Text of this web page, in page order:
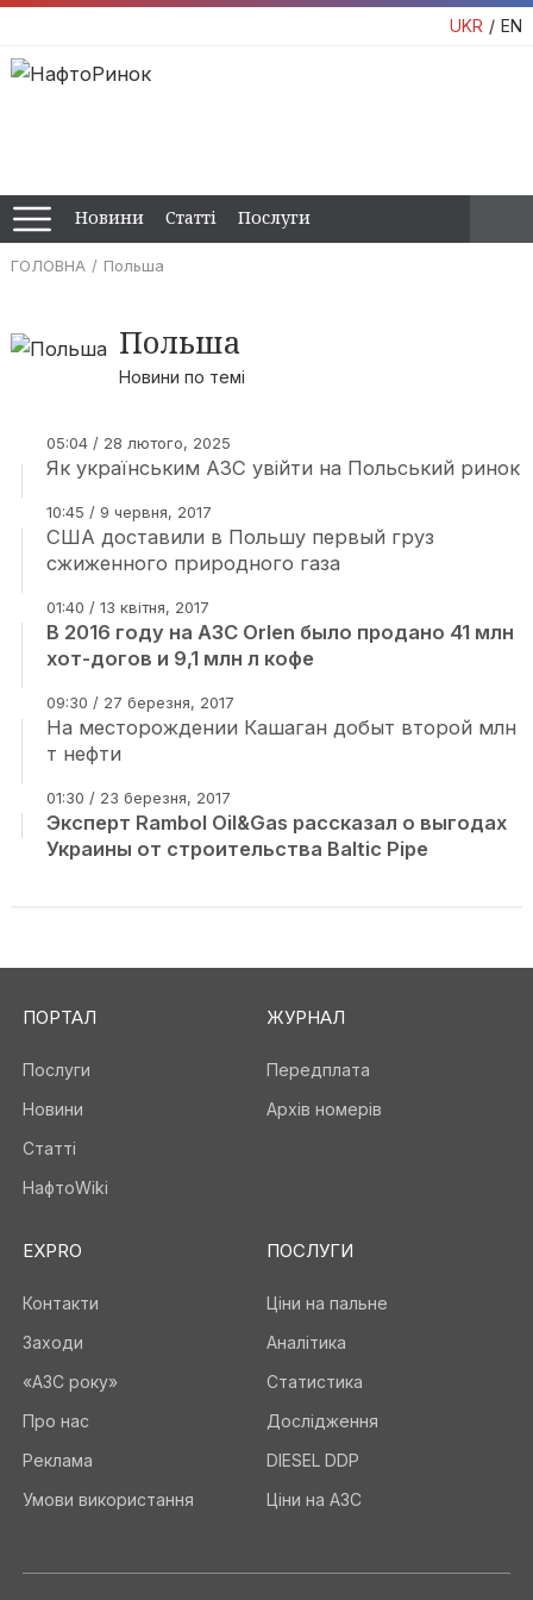
UKR EN
Новини Статті Послуги
ГОЛОВНА Польша
Польша
Новини по темі
05:04 / 28 лютого, 2025
Як українським АЗС увійти на Польський ринок
10:45 / 9 червня, 2017
США доставили в Польшу первый груз
сжиженного природного газа
01:40 / 13 квітня, 2017
В 2016 году на АЗС Orlen было продано 41 млн
хот-догов и 9,1 млн л кофе
09:30 / 27 березня, 2017
На месторождении Кашаган добыт второй млн
т нефти
01:30 / 23 березня, 2017
Эксперт Rambol Oil&Gas рассказал о выгодах
Украины от строительства Baltic Pipe
ПОРТАЛ
Послуги
Новини
Статті
НафтоWiki
ЖУРНАЛ
Передплата
Архів номерів
EXPRO
Контакти
Заходи
«АЗС року»
Про нас
Реклама
Умови використання
ПОСЛУГИ
Ціни на пальне
Аналітика
Статистика
Дослідження
DIESEL DDP
Ціни на АЗС